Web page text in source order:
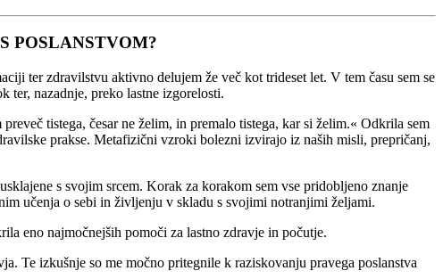
POSLANSTVOM?
ter zdravilstvu aktivno delujem že več kot trideset let. V tem času sem se
ter, nazadnje, preko lastne izgorelosti.
tistega, česar ne želim, in premalo tistega, kar si želim.« Odkrila sem
prakse. Metafizični vzroki bolezni izvirajo iz naših misli, prepričanj,
s svojim srcem. Korak za korakom sem vse pridobljeno znanje
učenja o sebi in življenju v skladu s svojimi notranjimi željami.
eno najmočnejših pomoči za lastno zdravje in počutje.
Te izkušnje so me močno pritegnile k raziskovanju pravega poslanstva